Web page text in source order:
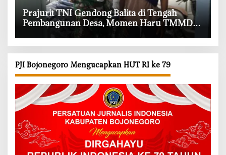
‎Prajurit TNI Gendong Balita di Tengah
Pembangunan Desa, Momen Haru TMMD
PJI Bojonegoro Mengucapkan HUT RI ke 79